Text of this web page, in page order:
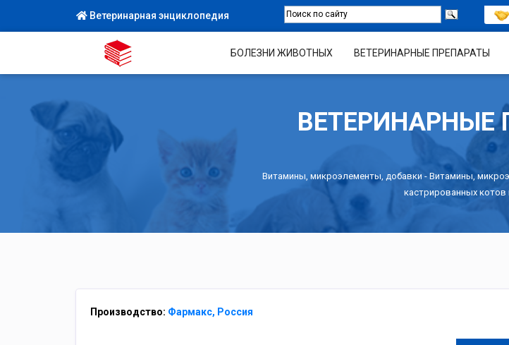
Ветеринарная энциклопедия
БОЛЕЗНИ ЖИВОТНЫХ ВЕТЕРИНАРНЫЕ ПРЕПАРАТЫ
ВЕТЕРИНАРНЫЕ
Витамины, микроэлементы, добавки - Витамины,
кастрированных
Производство: Фармакс, Россия